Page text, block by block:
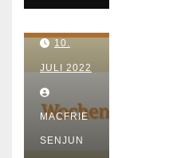
–
kurz
e
Ausz
eit –
Urlau
b
10.
JULI 2022
MACFRIE
SENJUN